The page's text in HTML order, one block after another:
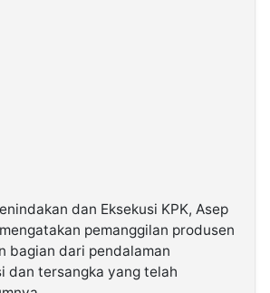
dan Eksekusi KPK, Asep
pemanggilan produsen
bagian dari pendalaman
dan tersangka yang telah